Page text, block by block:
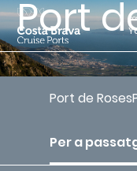
Port
Port de Roses
Per a